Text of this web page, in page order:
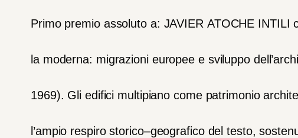
Primo premio assoluto a: JAVIER ATOCHE INTILI
la moderna: migrazioni europee e sviluppo
1969). Gli edifici multipiano come patrimonio
l’ampio respiro storico–geografico del testo,